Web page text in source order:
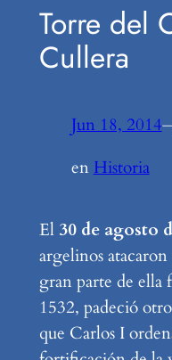
Torre del
Cullera
Jun 18, 2014
en Historia
El30 de agosto
argelinos
gran parte de ella
1532, padeció
que Carlos I